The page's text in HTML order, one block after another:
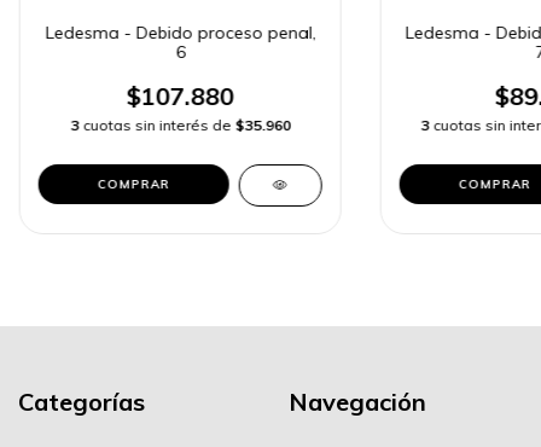
Ledesma - Debido proceso penal,
6
$107.880
3 cuotas sin interés de $35.960
COMPRAR
Ledesma -
3 cuotas sin
COMPRAR
Categorías Navegación